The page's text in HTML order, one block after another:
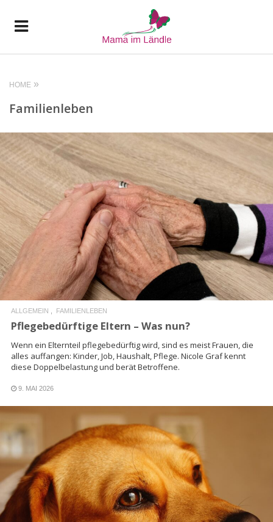
HOME
Familienleben
READ MORE
ALLGEMEIN FAMILIENLEBEN
Pflegebedürftige Eltern – Was nun?
Wenn ein Elternteil pflegebedürftig wird, sind es meist Frauen, die
alles auffangen: Kinder, Job, Haushalt, Pflege. Nicole Graf kennt
diese Doppelbelastung und berät Betroffene.
9. MAI 2026
READ MORE